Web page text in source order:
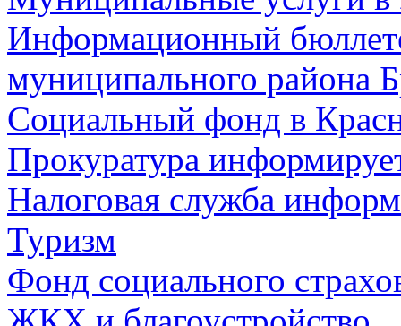
Информационный
муниципального района
Социальный фонд в
Прокуратура
Налоговая служба
Туризм
Фонд социального